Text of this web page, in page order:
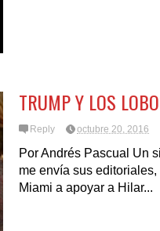
TRUMP Y LOS
Reply octubre 20, 2016
Por Andrés Pascual Un
me envía sus editoriales,
Miami a apoyar a Hilar...